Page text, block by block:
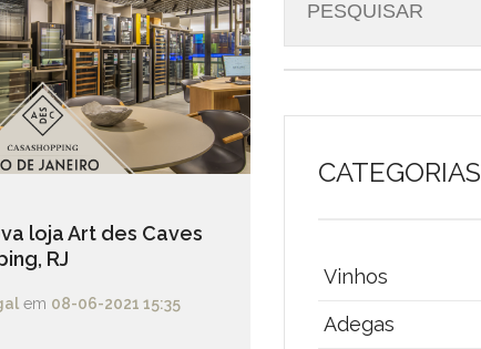
loja Art des Caves
RJ
em 08-06-2021 15:35
CATEGORIAS
Vinhos
Adegas